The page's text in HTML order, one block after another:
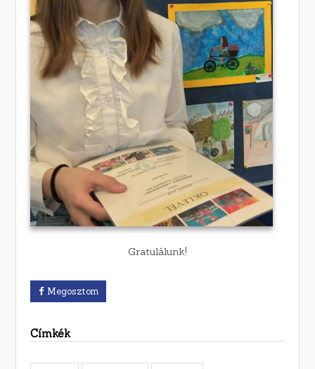
Gratulálunk!
Megosztom
Címkék